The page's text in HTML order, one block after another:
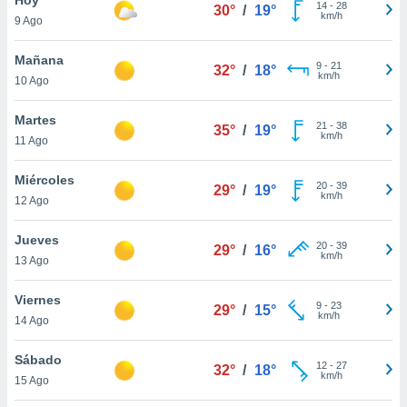
en
más
nuestra
de
cookies
aceptar
9 Ago
30° / 19° 14- 28
km/h
Mañana
10 Ago
32° / 18° 9- 21
km/h
Martes
11 Ago
35° / 19° 21 - 38
km/h
Miércoles
12 Ago
29° / 19° 20- 39
km/h
Jueves
13 Ago
29° / 16° 20- 39
km/h
Viernes
14 Ago
29° / 15° 9- 23
km/h
Sábado
15 Ago
32° / 18° 12- 27
km/h